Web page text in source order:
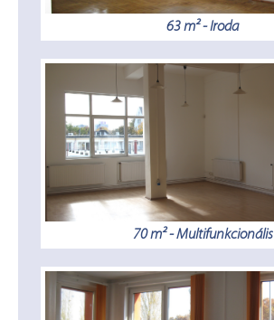
63 m² - Iroda
70 m² - Multifunkcionális